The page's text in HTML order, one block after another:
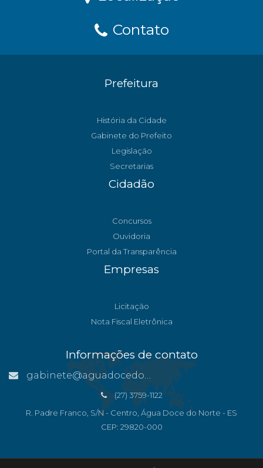
Contato
Prefeitura
História da Cidade
Gabinete do Prefeito
Legislação
Secretarias
Cidadão
Concursos
Ouvidoria
Portal da Transparência
Empresas
Licitação
Nota Fiscal Eletrônica
Informações de contato
gabinete@aguadocedonorte.es.gov.br
(27) 3759-1122
R. Padre Franco, S/N - Centro, Água Doce do Norte - ES
CEP: 29820-000